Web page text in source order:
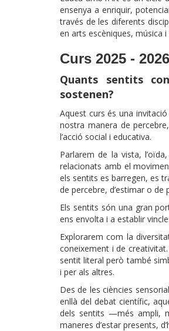
ensenya a enriquir,
través de les diferents
en arts escèniques, música
Curs 2025 -
Quants sentits
sostenen?
Aquest curs és una
nostra manera de
l’acció social i educativa.
Parlarem de la vista,
relacionats amb el
els sentits es barregen, es
de percebre, d’estimar o de
Els sentits són una gran
ens envolta i a establir
Explorarem com la
coneixement i de
sentit literal però també
i per als altres.
Des de les ciències
enllà del debat científic,
dels sentits —més ampli,
maneres d’estar presents,